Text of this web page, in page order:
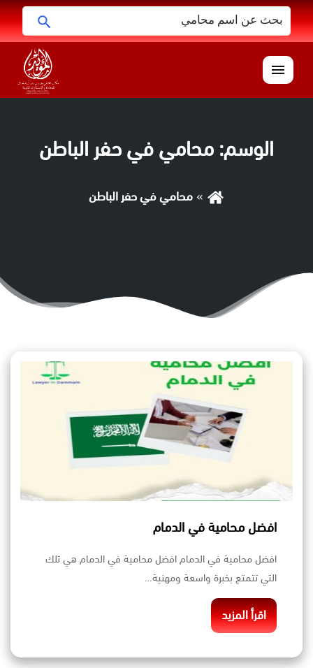
البحث
عن:
القائمة
الوسم: محامي في حفر الباطن
محامي في حفر الباطن
افضل محامية في الدمام
افضل محامية في الدمام افضل محامية في الدمام هي تلك
التي تتمتع بخبرة واسعة ومهنية…
اقرأ المزيد